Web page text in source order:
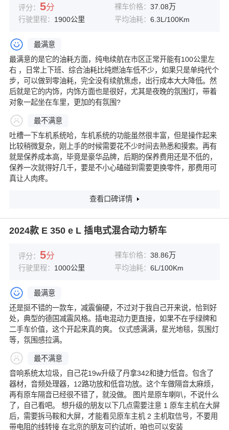
评分： 5分 裸车价格： 37.08万
行驶里程： 1900公里 平均油耗： 6.3L/100Km
最满意
最满意的是它的油耗方面，纯电续航在市区正常开能有100公里左
右 ，日常上下班、综合油耗比纯燃油车低不少，如果只是单纯代个
步，可以做到零油耗，完全没有续航焦虑，出行成本大大降低。然
后就是它的内饰，内饰方面也是很好，尤其是夜晚的氛围灯，带着
对象一起坐在车里，更加的有氛围?
最不满意
吐槽一下车机系统哈，车机系统的功能虽然很丰富，但是操作起来
比较稍微复杂，刚上手的时候需要花不少时间去熟悉和摸索。再有
就是保养成本高，毕竟是豪华品牌，后期的保养费用还是不低的，
保养一次就得好几千，要是不小心磕碰到需要更换零件，那费用可
真让人肉疼。
查看口碑详情
2024款 E 350 e L 插电式混合动力轿车
评分： 5分 裸车价格： 38.86万
行驶里程： 1000公里 平均油耗： 6L/100Km
最满意
还是挺不错的一款车，减震偏硬，不过对于我自己开来说，恰到好
处，典型的德国减震风格。插电混动力更直接，如果不在乎绿牌和
二手车价值，这个开起来真的爽。 仪式感满满，星光地毯，氛围灯
等，氛围感拉满。
最不满意
音响系统太垃圾，自己花19w升级了丹拿342和捷力低音。包含了
器材，音频处理器，12路功放和低音功放。这个车做隔音太麻烦，
再有原车隔音已经很不错了，就没做。 图片是原车喇叭，不说什么
了，自己看吧。 想升级的朋友以下几点需要注意 1 原车主机在大屏
后，需要拆马鞍和大屏，才能看见原车主机 2 主机取信号，不要用
带电阻的线转接 在北京的朋友可约试听，咱也可以安装